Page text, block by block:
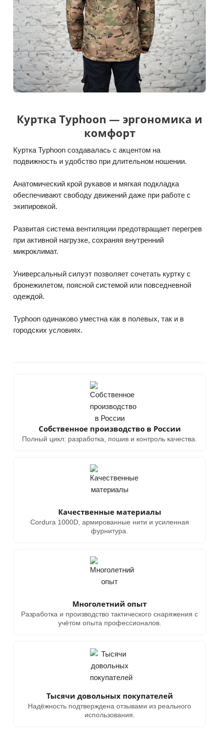
Куртка Typhoon — эргономика и
комфорт
Куртка Typhoon создавалась с акцентом на
подвижность и удобство при длительном ношении.
Анатомический крой рукавов и мягкая подкладка
обеспечивают свободу движений даже при работе с
экипировкой.
Развитая система вентиляции предотвращает перегрев
при активной нагрузке, сохраняя внутренний
микроклимат.
Универсальный силуэт позволяет сочетать куртку с
бронежилетом, поясной системой или повседневной
одеждой.
Typhoon одинаково уместна как в полевых, так и в
городских условиях.
Собственное производство в России
Полный цикл: разработка, пошив и контроль качества.
Качественные материалы
Cordura 1000D, армированные нити и усиленная
фурнитура.
Многолетний опыт
Разработка и производство тактического снаряжения с
учётом опыта профессионалов.
Тысячи довольных покупателей
Надёжность подтверждена отзывами из реального
использования.